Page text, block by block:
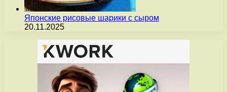
Японские рисовые шарики с сыром
20.11.2025